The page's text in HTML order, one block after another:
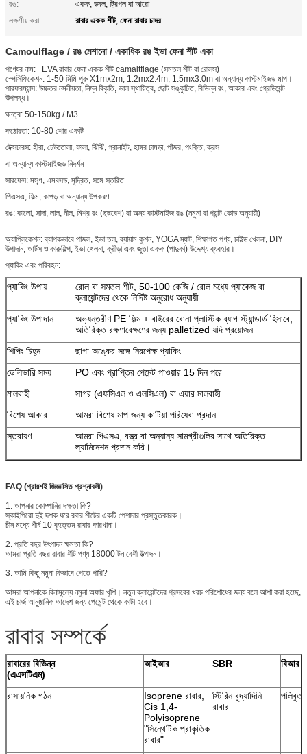
রঙ:
একক, ডবল, ট্রিপল বা আরো
লক্ষণীয় করা:
রাবার একক শীট, ফেনা রাবার চাদর
Camoulflage / রঙ মেশানো / একাধিক রঙ ইভা ফেনা শীট একা
পণ্যের নাম:
EVA রাবার ফেনা একক শীট camaltflage (সমতল শীট বা রোলস)
স্পেসিফিকেশন: 1-50 মিমি পুরু X1mx2m, 1.2mx2.4m, 1.5mx3.0m বা অন্যান্য কাস্টমাইজড মাপ।
পারফরম্যান্স: উচ্চতর নমনীয়তা, নিম্ন বিকৃতি, ভাল স্থায়িত্ব, ছোট সঙ্কুচিত, বিভিন্ন রং, আকার এবং গ্রেডিয়েন্ট
উপলব্ধ।
ঘনত্ব: 50-150kg / M3
কঠোরতা: 10-80 শোর একটি
টেক্সচারস: হীরা, ঢেউতোলা, ফালা, ঝিঁঝিঁ, গ্রানাইট, হাঙ্গর চামড়া, পাঁজর, পংক্তি, ক্রস
বা অন্যান্য কাস্টমাইজড নিদর্শন
সারফেস: মসৃণ, এমবসড, মুদ্রিত, সঙ্গে স্তরিত
পিএসএ, ফিল্ম, কাপড় বা অন্যান্য উপকরণ
রঙ: কালো, সাদা, লাল, নীল, মিশ্র রং (ছদ্মবেশ) বা অন্য কাস্টমাইজ রঙ (নমুনা বা প্যান্ট কোড অনুযায়ী)
অ্যাপ্লিকেশন: ব্যাপকভাবে পাজল, ইভা তল, ব্যায়াম কুশন, YOGA ম্যাট, শিক্ষাগত পণ্য, চাইল্ড খেলনা, DIY
উপাদান, আর্টস ও কারুশিল্প, ইভা খেলনা, ক্রীড়া এবং জুতা একক (পাদুকা) উদ্দেশ্য ব্যবহার।
প্যাকিং এবং পরিবহন:
প্যাকিং উপায়
রোল বা সমতল শীট, 50-100 কেজি / রোল মধ্যে প্যাকেজ বা
ক্লায়েন্টদের থেকে নির্দিষ্ট অনুরোধ অনুযায়ী
প্যাকিং উপাদান
অভ্যন্তরীণ PE ফিল্ম + বাইরের বোনা প্লাস্টিক ব্যাগ স্ট্যান্ডার্ড হিসাবে,
অতিরিক্ত রক্ষণাবেক্ষণের জন্য palletized যদি প্রয়োজন
শিপিং চিহ্ন
ছাপা অঙ্কের সঙ্গে নিরপেক্ষ প্যাকিং
ডেলিভারি সময়
PO এবং প্রাপ্তির পেমেন্ট পাওয়ার 15 দিন পরে
মালবাহী
সাগর (এফসিএল ও এলসিএল) বা এয়ার মালবাহী
বিশেষ আকার
আমরা বিশেষ মাপ জন্য কাটিয়া পরিষেবা প্রদান
স্তরায়ণ
আমরা পিএসএ, বস্ত্র বা অন্যান্য সামগ্রীগুলির সাথে অতিরিক্ত
ল্যামিনেশন প্রদান করি।
FAQ (প্রায়শই জিজ্ঞাসিত প্রশ্নাবলী)
1. আপনার কোম্পানির দক্ষতা কি?
স্কাইপিরো দুই দশক ধরে রবার শীটের একটি পেশাদার প্রস্তুতকারক।
চীন মধ্যে শীর্ষ 10 বৃহত্তম রাবার কারখানা।
2. প্রতি বছর উৎপাদন ক্ষমতা কি?
আমরা প্রতি বছর রাবার শীট পণ্য 18000 টন বেশী উত্পাদন।
3. আমি কিছু নমুনা কিভাবে পেতে পারি?
আমরা আপনাকে বিনামূল্যে নমুনা অফার খুশি। নতুন ক্লায়েন্টদের প্রসবের খরচ পরিশোধের জন্য বলে আশা করা হচ্ছে,
এই চার্জ আনুষ্ঠানিক আদেশ জন্য পেমেন্ট থেকে কাটা হবে।
রাবার সম্পর্কে
রাবারের বিভিন্ন
(এএসটিএম)
আইআর SBR বিআর
রাসায়নিক গঠন
Isoprene রাবার,
Cis 1,4-
Polyisoprene
"সিন্থেটিক প্রাকৃতিক
রাবার"
স্টিরিন বুদ্যাদিনি
রাবার